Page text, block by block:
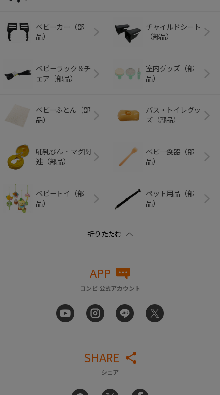
ベビーカー（部
品）
チャイルドシート
（部品）
ベビーラック＆チ
ェア（部品）
室内グッズ（部
品）
ベビーふとん（部
品）
バス・トイレグッ
ズ（部品）
哺乳びん・マグ関
連（部品）
ベビー食器（部
品）
ベビートイ（部
品）
ペット用品（部
品）
APP
コンビ 公式アカウント
SHARE
シェア